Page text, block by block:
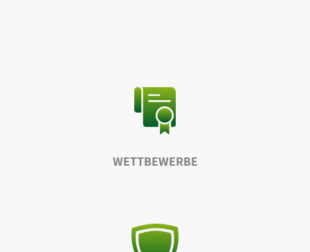
WETTBEWERBE